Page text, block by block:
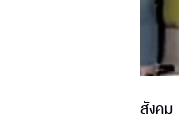
สังคม